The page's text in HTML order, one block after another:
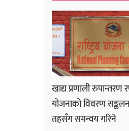
खाद्य प्रणाली रुपान्तरण
योजनाको विवरण
तहसँग समन्वय गरिने